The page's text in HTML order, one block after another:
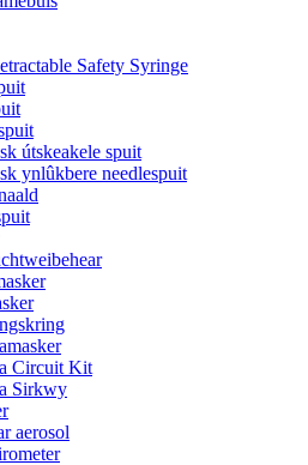
Safety Syringe
útskeakele spuit
ynlûkbere needlespuit
Circuit Kit
Sirkwy
aerosol